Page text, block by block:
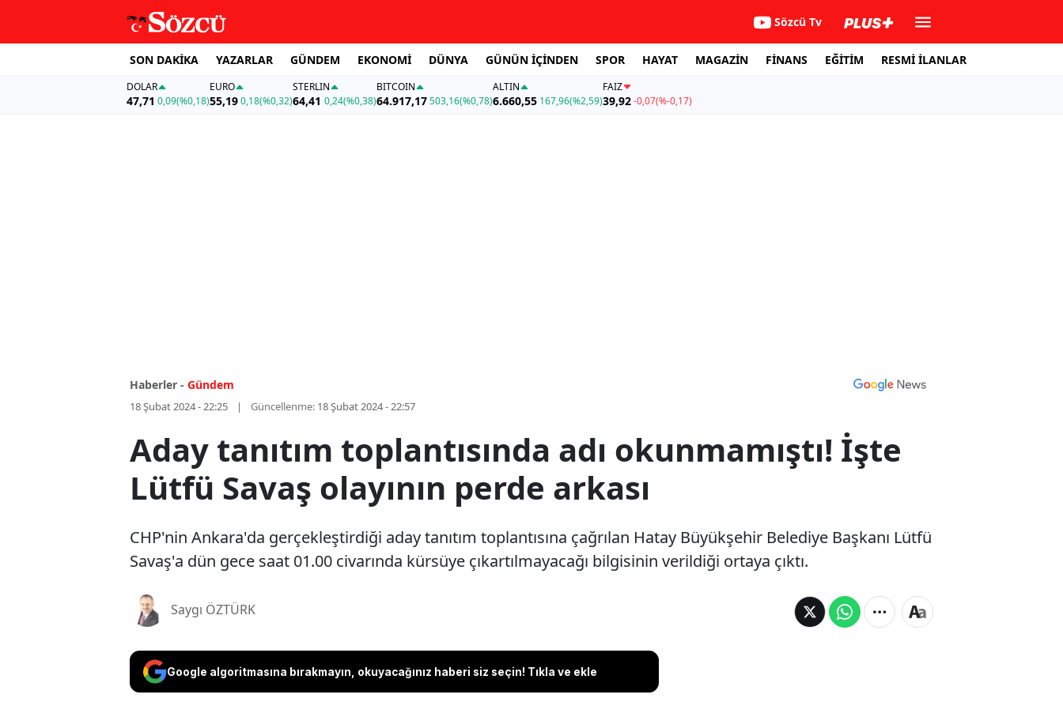
Sözcü Tv
SON DAKİKA YAZARLAR GÜNDEM EKONOMİ DÜNYA GÜNÜN İÇİNDEN SPOR HAYAT MAGAZİN FİNANS EĞİTİM RESMİ İLANLAR
DOLAR
47,71 0,09(%0,18)
EURO
55,19 0,18(%0,32)
STERLIN
64,41 0,24(%0,38)
BITCOIN
64.917,17503,16(%0,78)
ALTIN
6.660,55 167,96(%2,59)
FAİZ
39,92-0,07(%-0,17)
Haberler - Gündem
18 Şubat 2024 - 22:25 Güncellenme: 18 Şubat 2024 - 22:57
Aday tanıtım toplantısında adı okunmamıştı! İşte
Lütfü Savaş olayının perde arkası
CHP'nin Ankara'da gerçekleştirdiği aday tanıtım toplantısına çağrılan Hatay Büyükşehir Belediye Başkanı Lütfü
Savaş'a dün gece saat 01.00 civarında kürsüye çıkartılmayacağı bilgisinin verildiği ortaya çıktı.
Saygı ÖZTÜRK
Google algoritmasına bırakmayın, okuyacağınız haberi siz seçin! Tıkla ve ekle